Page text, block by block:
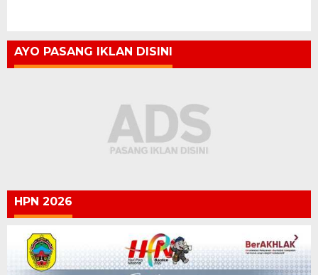
AYO PASANG IKLAN DISINI
HPN 2026